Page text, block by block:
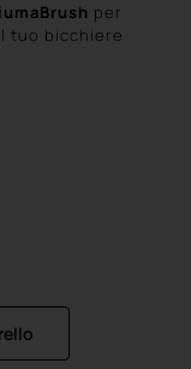
per
tuo bicchiere